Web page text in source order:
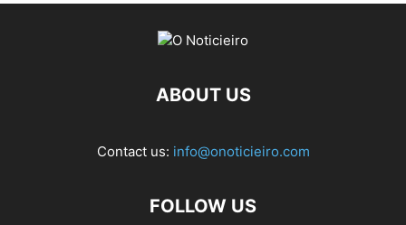
ABOUT US
Contact us: info@onoticieiro.com
FOLLOW US